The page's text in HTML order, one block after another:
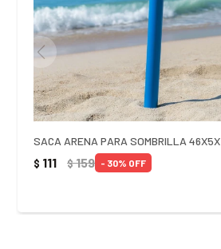
$ 111 $159 30